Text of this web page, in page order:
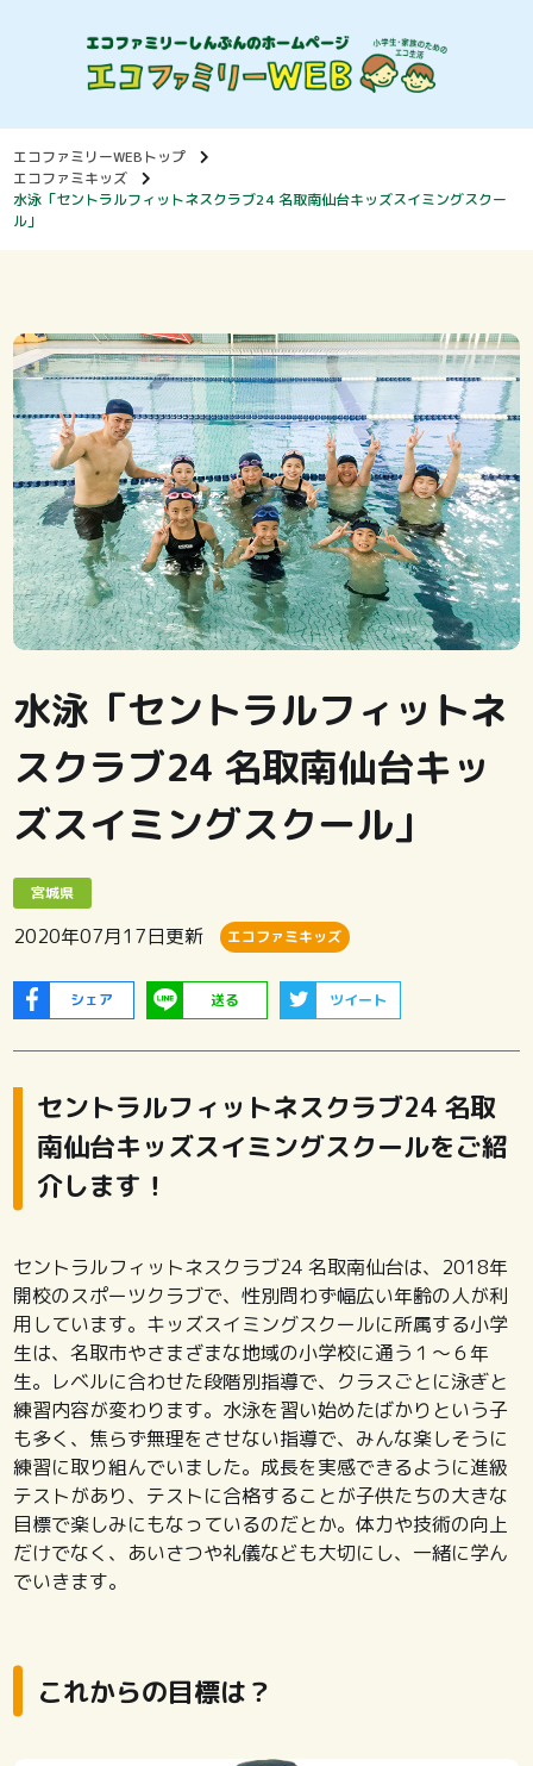
エコファミリーWEBトップ
エコファミキッズ
水泳「セントラルフィットネスクラブ24 名取南仙台キッズスイミングスクー
ル」
水泳「セントラルフィットネ
スクラブ24 名取南仙台キッ
ズスイミングスクール」
宮城県
2020年07月17日更新 エコファミキッズ
シェア 送る ツイート
セントラルフィットネスクラブ24 名取
南仙台キッズスイミングスクールをご紹
介します！
セントラルフィットネスクラブ24 名取南仙台は、2018年
開校のスポーツクラブで、性別問わず幅広い年齢の人が利
用しています。キッズスイミングスクールに所属する小学
生は、名取市やさまざまな地域の小学校に通う１～６年
生。レベルに合わせた段階別指導で、クラスごとに泳ぎと
練習内容が変わります。水泳を習い始めたばかりという子
も多く、焦らず無理をさせない指導で、みんな楽しそうに
練習に取り組んでいました。成長を実感できるように進級
テストがあり、テストに合格することが子供たちの大きな
目標で楽しみにもなっているのだとか。体力や技術の向上
だけでなく、あいさつや礼儀なども大切にし、一緒に学ん
でいきます。
これからの目標は？